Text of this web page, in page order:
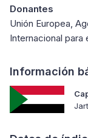
Donantes
Unión Europea,
Internacional para
Información